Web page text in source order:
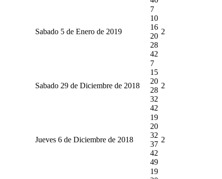
Sabado 5 de Enero de 2019
7
10
16
20
28
42
2
Sabado 29 de Diciembre de 2018
7
15
20
28
32
42
2
Jueves 6 de Diciembre de 2018
19
20
32
37
42
49
2
19